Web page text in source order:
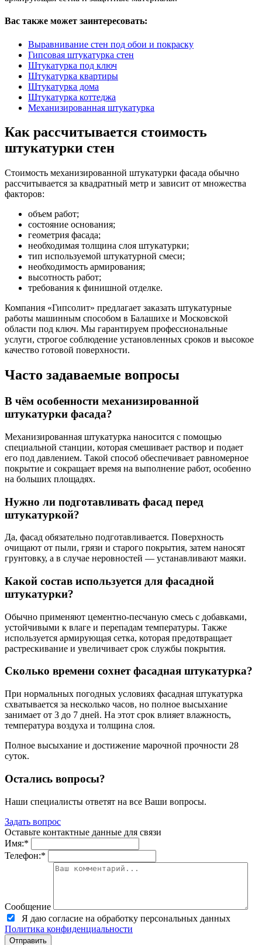
Вас также может заинтересовать:
Выравнивание стен под обои и покраску
Гипсовая штукатурка стен
Штукатурка под ключ
Штукатурка квартиры
Штукатурка дома
Штукатурка коттеджа
Механизированная штукатурка
Как рассчитывается стоимость
штукатурки стен
Стоимость механизированной штукатурки фасада обычно
рассчитывается за квадратный метр и зависит от множества
факторов:
объем работ;
состояние основания;
геометрия фасада;
необходимая толщина слоя штукатурки;
тип используемой штукатурной смеси;
необходимость армирования;
высотность работ;
требования к финишной отделке.
Компания «Гипсолит» предлагает заказать штукатурные
работы машинным способом в Балашихе и Московской
области под ключ. Мы гарантируем профессиональные
услуги, строгое соблюдение установленных сроков и высокое
качество готовой поверхности.
Часто задаваемые вопросы
В чём особенности механизированной
штукатурки фасада?
Механизированная штукатурка наносится с помощью
специальной станции, которая смешивает раствор и подает
его под давлением. Такой способ обеспечивает равномерное
покрытие и сокращает время на выполнение работ, особенно
на больших площадях.
Нужно ли подготавливать фасад перед
штукатуркой?
Да, фасад обязательно подготавливается. Поверхность
очищают от пыли, грязи и старого покрытия, затем наносят
грунтовку, а в случае неровностей — устанавливают маяки.
Какой состав используется для фасадной
штукатурки?
Обычно применяют цементно-песчаную смесь с добавками,
устойчивыми к влаге и перепадам температуры. Также
используется армирующая сетка, которая предотвращает
растрескивание и увеличивает срок службы покрытия.
Сколько времени сохнет фасадная штукатурка?
При нормальных погодных условиях фасадная штукатурка
схватывается за несколько часов, но полное высыхание
занимает от 3 до 7 дней. На этот срок влияет влажность,
температура воздуха и толщина слоя.
Полное высыхание и достижение марочной прочности 28
суток.
Остались вопросы?
Наши специалисты ответят на все Ваши вопросы.
Задать вопрос
Оставьте контактные данные для связи
Имя:*
Телефон:*
Сообщение
Я даю согласие на обработку персональных данных
Политика конфиденциальности